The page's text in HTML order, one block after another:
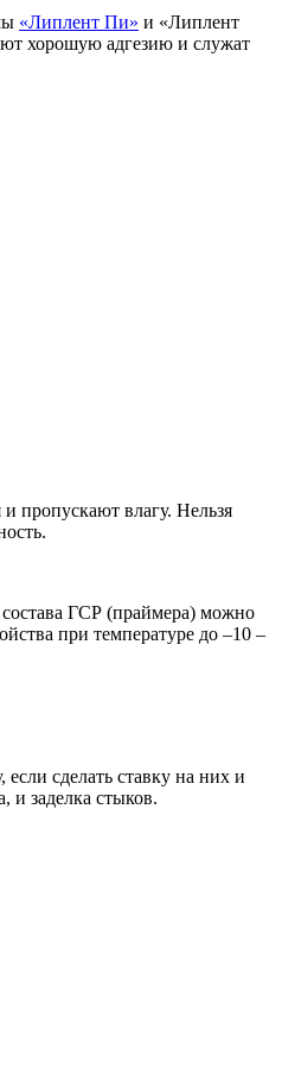
«Липлент Пи» и «Липлент
хорошую адгезию и служат
пропускают влагу. Нельзя
ГСР (праймера) можно
при температуре до –10 –
сделать ставку на них и
и заделка стыков.